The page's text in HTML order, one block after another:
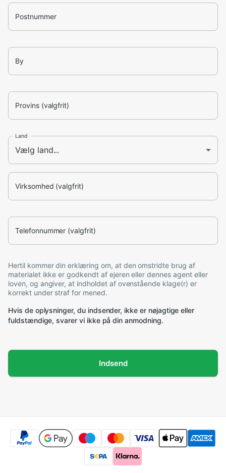
Postnummer
By
Provins (valgfrit)
Land
Virksomhed (valgfrit)
Telefonnummer (valgfrit)
Hertil kommer din erklæring om, at den omstridte brug af
materialet ikke er godkendt af ejeren eller dennes agent eller
loven, og angiver, at indholdet af ovenstående klage(r) er
korrekt under straf for mened.
Hvis de oplysninger, du indsender, ikke er nøjagtige eller
fuldstændige, svarer vi ikke på din anmodning.
Indsend